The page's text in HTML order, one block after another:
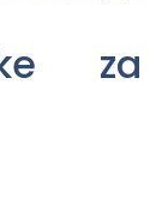
za